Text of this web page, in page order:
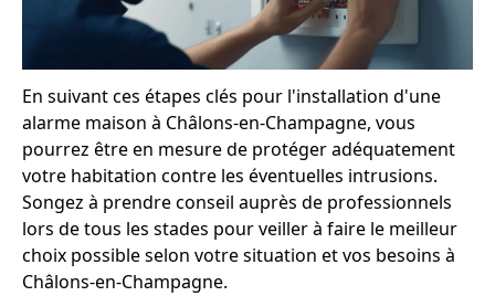
En suivant ces étapes clés pour l'installation d'une
alarme maison à Châlons-en-Champagne, vous
pourrez être en mesure de protéger adéquatement
votre habitation contre les éventuelles intrusions.
Songez à prendre conseil auprès de professionnels
lors de tous les stades pour veiller à faire le meilleur
choix possible selon votre situation et vos besoins à
Châlons-en-Champagne.